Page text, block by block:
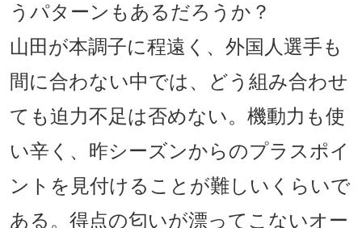
うパターンもあるだろうか？
山田が本調子に程遠く、外国人選手も
間に合わない中では、どう組み合わせ
ても迫力不足は否めない。機動力も使
い辛く、昨シーズンからのプラスポイ
ントを見付けることが難しいくらいで
ある。得点の匂いが漂ってこないオー